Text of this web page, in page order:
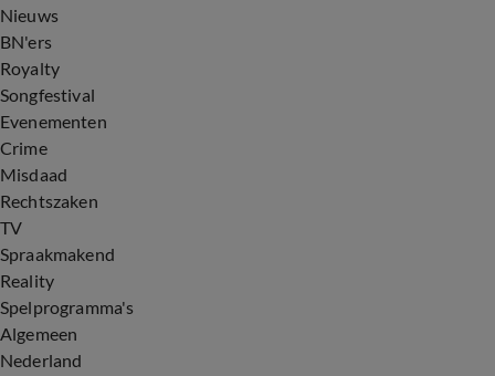
Nieuws
BN'ers
Royalty
Songfestival
Evenementen
Crime
Misdaad
Rechtszaken
TV
Spraakmakend
Reality
Spelprogramma's
Algemeen
Nederland